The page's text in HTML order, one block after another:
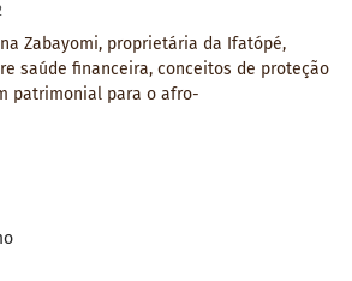
Zabayomi, proprietária da Ifatópé,
saúde financeira, conceitos de proteção
patrimonial para o afro-